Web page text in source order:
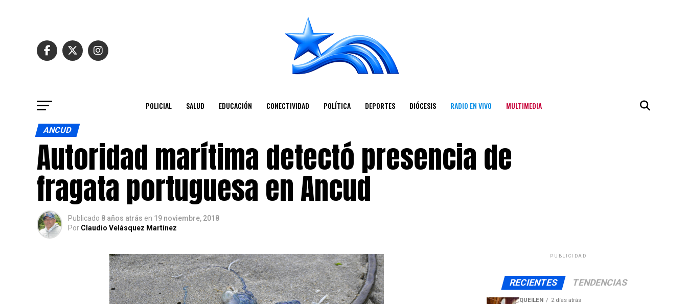
POLICIAL SALUD EDUCACIÓN CONECTIVIDAD POLÍTICA DEPORTES DIÓCESIS RADIO EN VIVO MULTIMEDIA
ANCUD
Autoridad marítima detectó presencia de
fragata portuguesa en Ancud
Publicado 8 años atrás en 19 noviembre, 2018
Por Claudio Velásquez Martínez
PUBLICIDAD
RECIENTES TENDENCIAS
QUEILEN 2 días atrás